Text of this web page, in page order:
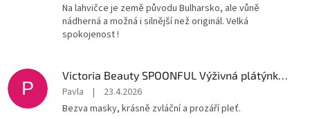
Na lahvičce je země původu Bulharsko, ale vůně
nádherná a možná i silnější než originál. Velká
spokojenost !
P
Victoria Beauty SPOONFUL Výživná plátýnková maska s ovesnými vločkami 3 ks
Pavla |
23.4.2026
Bezva masky, krásně zvláční a prozáří pleť.